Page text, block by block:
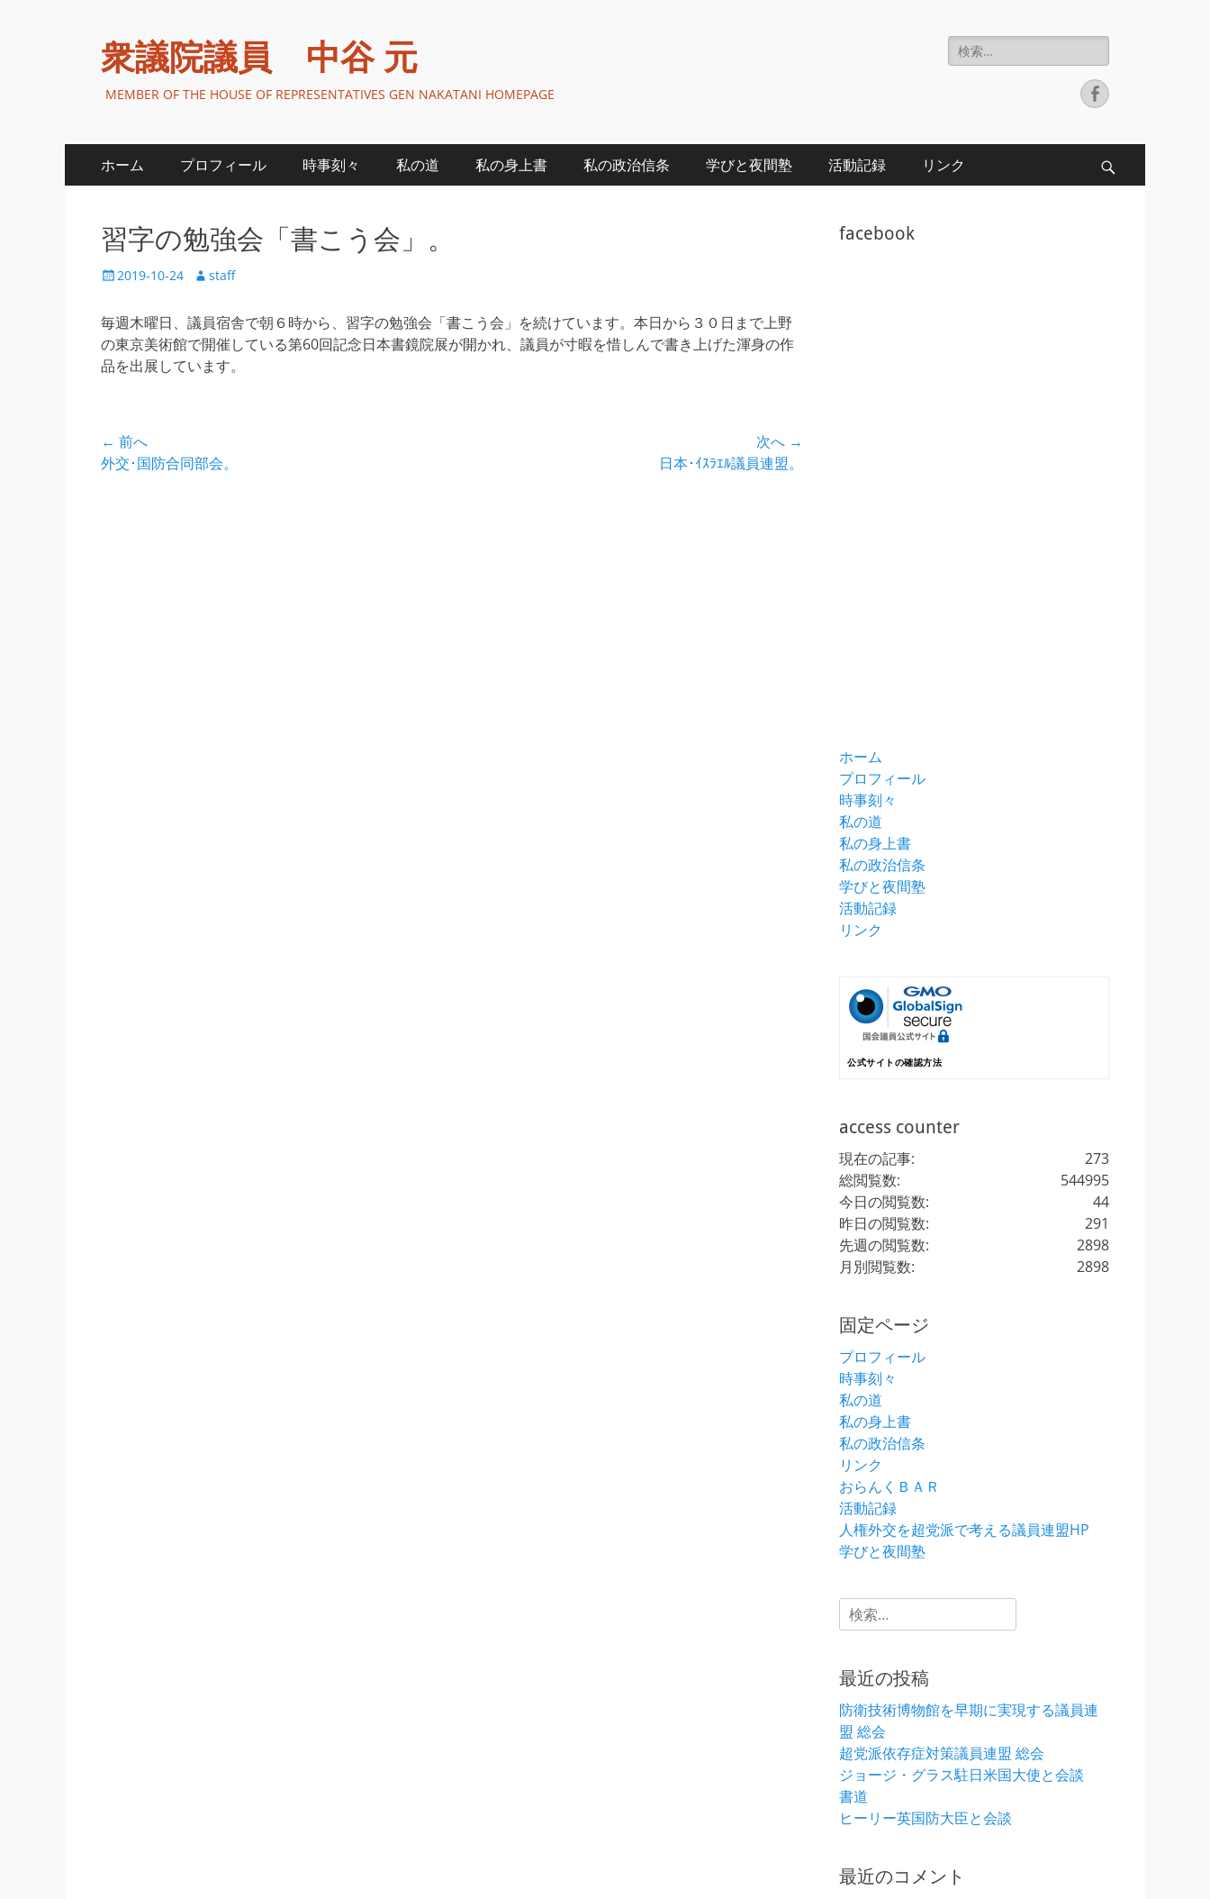
衆議院議員 中谷 元
MEMBER OF THE HOUSE OF REPRESENTATIVES GEN NAKATANI HOMEPAGE
検
索:
Facebook
メ
イ
ン
メ
ニ
ュ
ー
ホーム プロフィール 時事刻々 私の道 私の身上書 私の政治信条 学びと夜間塾 活動記録 リンク
習字の勉強会「書こう会」。
投
日
2019-10-24
投
者
staff
毎週木曜日、議員宿舎で朝６時から、習字の勉強会「書こう会」を続けています。本日から３０日まで上野
の東京美術館で開催している第60回記念日本書鏡院展が開かれ、議員が寸暇を惜しんで書き上げた渾身の作
品を出展しています。
投
稿
← 前へ
前
外交･国防合同部会。
次へ →
日本･ｲｽﾗｴﾙ議員連盟。
facebook
ホーム
プロフィール
時事刻々
私の道
私の身上書
私の政治信条
学びと夜間塾
活動記録
リンク
公式サイトの確認方法
access counter
273
現在の記事:
544995
総閲覧数:
44
今日の閲覧数:
291
昨日の閲覧数:
2898
先週の閲覧数:
2898
月別閲覧数:
固定ページ
プロフィール
時事刻々
私の道
私の身上書
私の政治信条
リンク
おらんくＢＡＲ
活動記録
人権外交を超党派で考える議員連盟HP
学びと夜間塾
検
索:
最近の投稿
防衛技術博物館を早期に実現する議員連
盟 総会
超党派依存症対策議員連盟 総会
ジョージ・グラス駐日米国大使と会談
書道
ヒーリー英国防大臣と会談
最近のコメント